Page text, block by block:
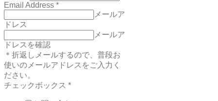
Email Address *
メールア
ドレス
メールア
ドレスを確認
＊折返しメールするので、普段お
使いのメールアドレスをご入力く
ださい。
チェックボックス *